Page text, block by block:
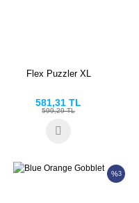
Flex Puzzler XL
581,31 TL
599,29 TL
%3